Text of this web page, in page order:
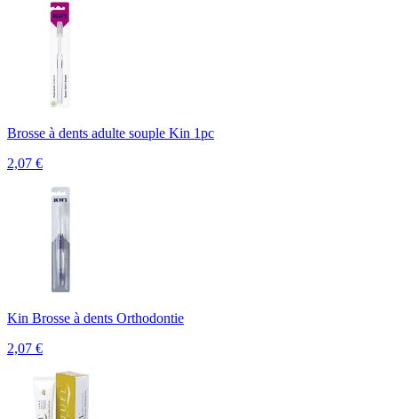
Brosse à dents adulte souple Kin 1pc
2,07 €
Kin Brosse à dents Orthodontie
2,07 €